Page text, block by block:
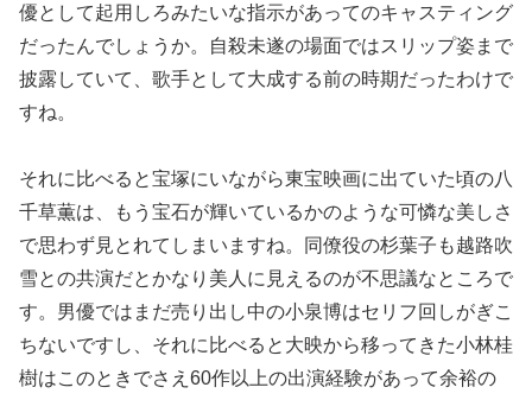
優として起用しろみたいな指示があってのキャスティング
だったんでしょうか。自殺未遂の場面ではスリップ姿まで
披露していて、歌手として大成する前の時期だったわけで
すね。
それに比べると宝塚にいながら東宝映画に出ていた頃の八
千草薫は、もう宝石が輝いているかのような可憐な美しさ
で思わず見とれてしまいますね。同僚役の杉葉子も越路吹
雪との共演だとかなり美人に見えるのが不思議なところで
す。男優ではまだ売り出し中の小泉博はセリフ回しがぎこ
ちないですし、それに比べると大映から移ってきた小林桂
樹はこのときでさえ60作以上の出演経験があって余裕の